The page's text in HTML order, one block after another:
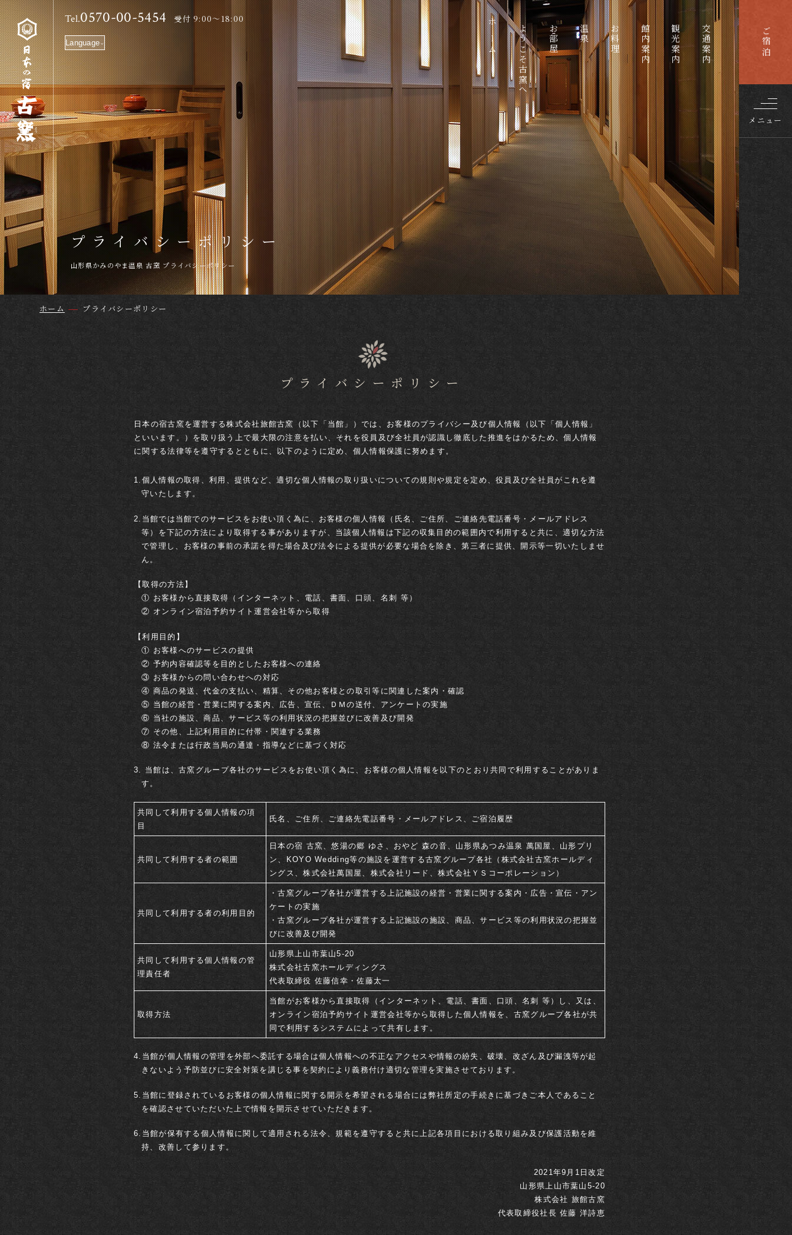
山形県かみのやま温泉 古窯 プライバシーポリシー
Tel.0570-00-5454 受付 9:00～18:00
Language ホーム ようこそ古窯へ お部屋 温泉 お料理 館内案内 観光案内 交通案内
プライバシーポリシー
ホーム ようこそ古窯へ お部屋 温泉 お料理 館内案内 観光案内 交通案内 ご予約 Tel.0570-00-5454
受付 9:00～18:00
ホーム プライバシーポリシー
プライバシーポリシー
日本の宿古窯を運営する株式会社旅館古窯（以下「当館」）では、お客様のプライバシー及び個人情報（以下「個人情報」
といいます。）を取り扱う上で最大限の注意を払い、それを役員及び全社員が認識し徹底した推進をはかるため、個人情報
に関する法律等を遵守するとともに、以下のように定め、個人情報保護に努めます。
1.個人情報の取得、利用、提供など、適切な個人情報の取り扱いについての規則や規定を定め、役員及び全社員がこれを遵
守いたします。
2.当館では当館でのサービスをお使い頂く為に、お客様の個人情報（氏名、ご住所、ご連絡先電話番号・メールアドレス
等）を下記の方法により取得する事がありますが、当該個人情報は下記の収集目的の範囲内で利用すると共に、適切な方法
で管理し、お客様の事前の承諾を得た場合及び法令による提供が必要な場合を除き、第三者に提供、開示等一切いたしませ
ん。
【取得の方法】
① お客様から直接取得（インターネット、電話、書面、口頭、名刺 等）
② オンライン宿泊予約サイト運営会社等から取得
【利用目的】
① お客様へのサービスの提供
② 予約内容確認等を目的としたお客様への連絡
③ お客様からの問い合わせへの対応
④ 商品の発送、代金の支払い、精算、その他お客様との取引等に関連した案内・確認
⑤ 当館の経営・営業に関する案内、広告、宣伝、ＤＭの送付、アンケートの実施
⑥ 当社の施設、商品、サービス等の利用状況の把握並びに改善及び開発
⑦ その他、上記利用目的に付帯・関連する業務
⑧ 法令または行政当局の通達・指導などに基づく対応
3. 当館は、古窯グループ各社のサービスをお使い頂く為に、お客様の個人情報を以下のとおり共同で利用することがありま
す。
共同して利用する個人情報の項
目
氏名、ご住所、ご連絡先電話番号・メールアドレス、ご宿泊履歴
共同して利用する者の範囲
日本の宿 古窯、悠湯の郷 ゆさ、おやど 森の音、山形県あつみ温泉 萬国屋、山形プリ
ン、KOYO Wedding等の施設を運営する古窯グループ各社（株式会社古窯ホールディ
ングス、株式会社萬国屋、株式会社リード、株式会社ＹＳコーポレーション）
共同して利用する者の利用目的
・古窯グループ各社が運営する上記施設の経営・営業に関する案内・広告・宣伝・アン
ケートの実施
・古窯グループ各社が運営する上記施設の施設、商品、サービス等の利用状況の把握並
びに改善及び開発
共同して利用する個人情報の管
理責任者
山形県上山市葉山5-20
株式会社古窯ホールディングス
代表取締役 佐藤信幸・佐藤太一
取得方法
当館がお客様から直接取得（インターネット、電話、書面、口頭、名刺 等）し、又は、
オンライン宿泊予約サイト運営会社等から取得した個人情報を、古窯グループ各社が共
同で利用するシステムによって共有します。
4.当館が個人情報の管理を外部へ委託する場合は個人情報への不正なアクセスや情報の紛失、破壊、改ざん及び漏洩等が起
きないよう予防並びに安全対策を講じる事を契約により義務付け適切な管理を実施させております。
5.当館に登録されているお客様の個人情報に関する開示を希望される場合には弊社所定の手続きに基づきご本人であること
を確認させていただいた上で情報を開示させていただきます。
6.当館が保有する個人情報に関して適用される法令、規範を遵守すると共に上記各項目における取り組み及び保護活動を維
持、改善して参ります。
2021年9月1日改定
山形県上山市葉山5-20
株式会社 旅館古窯
代表取締役社長 佐藤 洋詩恵
空室検索
ベ ス ト レ ー ト 保 証
ご予約は公式サイト
日付未定
1部屋あたりの人数 部屋数
予約確認・変更・キャンセル
会員様限定プラン
航空券付プラン レンタカー付プラン
ご宿泊予約
ようこそ古窯へ
お部屋
露天風呂室客室
貴賓室
温泉
お料理
山形をいただく
お食事会場
オプション
館内案内
観光案内
交通案内
日帰りプラン
よくあるご質問・お問い合わ
せ
プライバシーポリシー
会員限定プラン
新規会員登録
パスワード再発行はこちら
夜間緊急連絡先
ご宿泊
メニュー